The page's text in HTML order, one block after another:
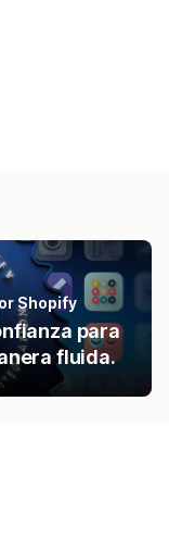
Shopify
para
fluida.